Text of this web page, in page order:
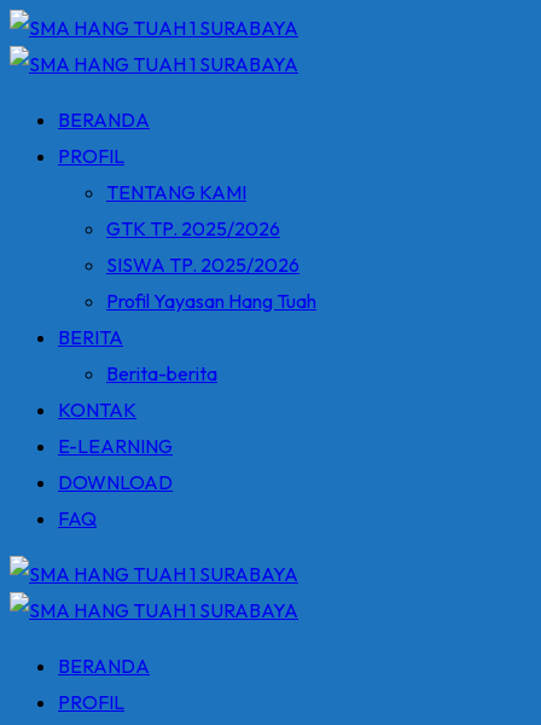
Skip
to
BERANDA
PROFIL
TENTANG KAMI
GTK TP. 2025/2026
SISWA TP. 2025/2026
Profil Yayasan Hang Tuah
BERITA
Berita-berita
KONTAK
E-LEARNING
DOWNLOAD
FAQ
BERANDA
PROFIL